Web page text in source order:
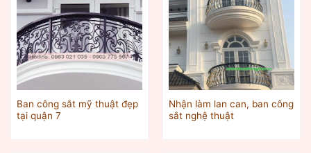
Ban công sắt mỹ thuật đẹp
tại quận 7
Nhận làm lan can, ban công
sắt nghệ thuật